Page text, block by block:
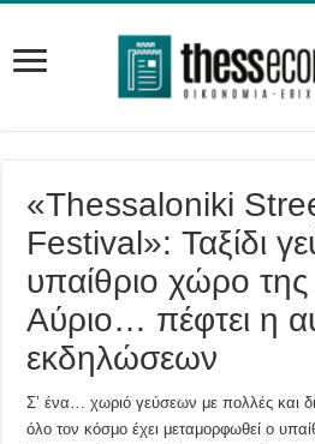
«Thessaloniki
Festival»: Ταξίδι
υπαίθριο χώρο
Αύριο… πέφτει η
εκδηλώσεων
Σ’ ένα… χωριό γεύσεων με πολλές και
όλο τον κόσμο έχει μεταμορφωθεί ο